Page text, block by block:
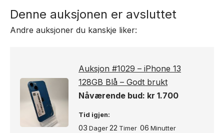
Denne auksjonen er avsluttet
Andre auksjoner du kanskje liker:
Auksjon #1029 – iPhone 13
128GB Blå – Godt brukt
Nåværende bud: kr 1.700
Tid igjen:
03 Dager22 Timer 06 Minutter